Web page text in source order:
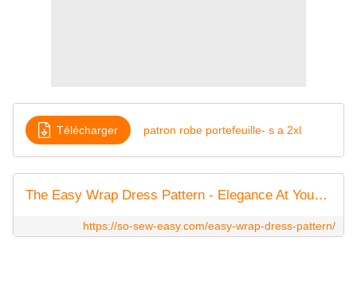
Télécharger patron robe portefeuille- s a 2xl
The Easy Wrap Dress Pattern - Elegance At Your Fingertips - So Sew Easy
https://so-sew-easy.com/easy-wrap-dress-pattern/